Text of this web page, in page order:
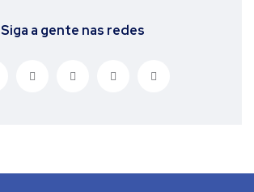
Siga a gente nas redes